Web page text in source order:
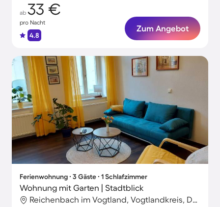
ab 33 €
pro Nacht
4.8
Zum Angebot
Ferienwohnung ∙ 3 Gäste ∙ 1 Schlafzimmer
Wohnung mit Garten | Stadtblick
Reichenbach im Vogtland, Vogtlandkreis, Deutschland